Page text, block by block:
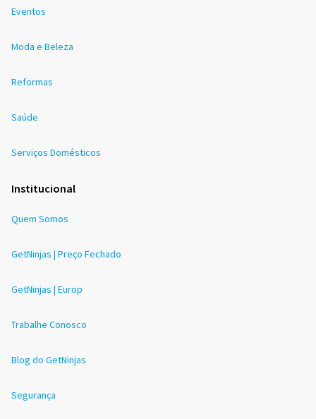
Eventos
Moda e Beleza
Reformas
Saúde
Serviços Domésticos
Institucional
Quem Somos
GetNinjas | Preço Fechado
GetNinjas | Europ
Trabalhe Conosco
Blog do GetNinjas
Segurança